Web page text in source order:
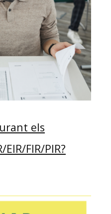
els
FIR/PIR?